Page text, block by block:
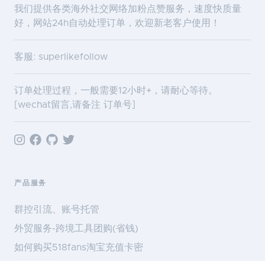
我们提供各类海外社交网络加粉点赞服务，速度快质量
好，网站24h自动处理订单，欢迎新老客户使用！
客服: superlikefollow
订单处理过程，一般需要12小时+，请耐心等待。
[wechat留言,请备注 订单号]
产品服务
群控引流、账号托管
外贸服务-跨境工具团购(省钱)
如何购买518fans淘宝充值卡密